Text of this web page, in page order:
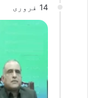
14 فروری